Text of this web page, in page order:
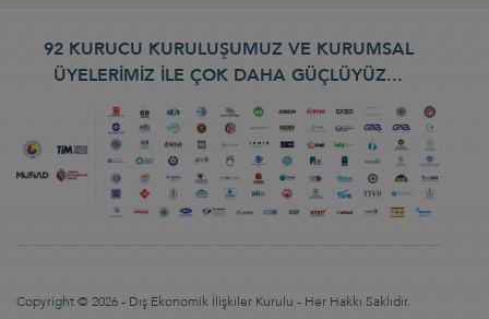
92 KURUCU KURULUŞUMUZ VE KURUMSAL
ÜYELERİMİZ İLE ÇOK DAHA GÜÇLÜYÜZ...
Copyright © 2026 - Dış Ekonomik İlişkiler Kurulu - Her Hakkı Saklıdır.